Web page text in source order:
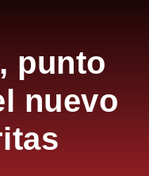
punto
nuevo